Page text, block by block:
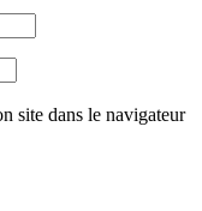
site dans le navigateur